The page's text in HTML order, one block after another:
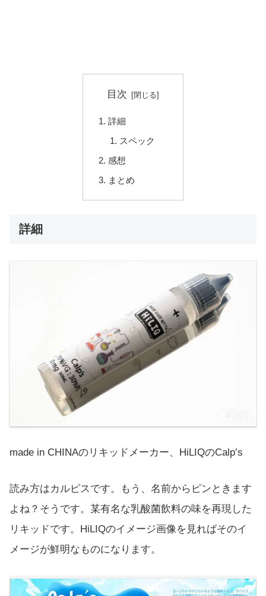
目次
詳細
スペック
感想
まとめ
詳細
made in CHINAのリキッドメーカー、HiLIQのCalp’s
読み方はカルピスです。もう、名前からピンときます
よね？そうです。某有名な乳酸菌飲料の味を再現した
リキッドです。HiLIQのイメージ画像を見ればそのイ
メージが鮮明なものになります。